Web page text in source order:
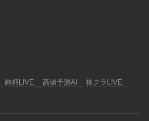
銘柄LIVE 高値予測AI 株クラLIVE